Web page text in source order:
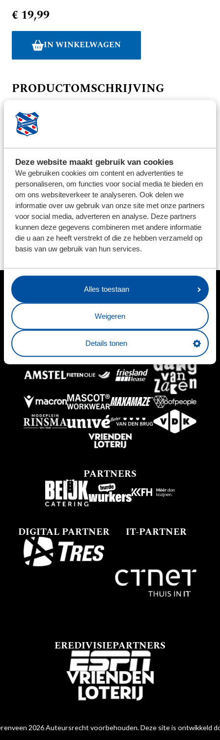
Deze website maakt gebruik van cookies
We gebruiken cookies om content en advertenties te
personaliseren, om functies voor social media te bieden en
om ons websiteverkeer te analyseren. Ook delen we
informatie over uw gebruik van onze site met onze partners
voor social media, adverteren en analyse. Deze partners
kunnen deze gegevens combineren met andere informatie
die u aan ze heeft verstrekt of die ze hebben verzameld op
basis van uw gebruik van hun services.
Alles toestaan
Weigeren
Details tonen
€ 19,99
IN WINKELWAGEN
PRODUCTOMSCHRIJVING
Een vlag met daar op het logo van sc Heerenveen.
Afmeting: 150x100 cm
BEZORG INFORMATIE
We streven ernaar om de bestelde producten binnen 5
werkdagen op te sturen. Uitzonderingen zijn per
product aangegeven. Voor het retourneren van
artikelen kunt u contact opnemen via: feanstore@sc-
heerenveen.nl, vermeld altijd uw ordernummer in de
mail. Let op; Bedrukte en afgeprijsde artikelen mogen
niet worden geruild.
HOOFDSPONSOR
PARTNERS
DIGITAL PARTNER IT-PARTNER
EREDIVISIEPARTNERS
2026 Auteursrecht voorbehouden. Deze site is ontwikkeld